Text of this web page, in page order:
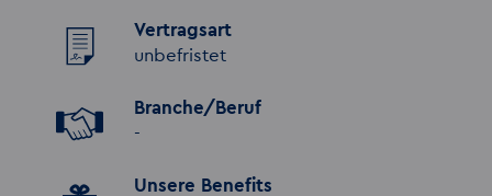
Vertragsart
unbefristet
Branche/Beruf
-
Unsere Benefits